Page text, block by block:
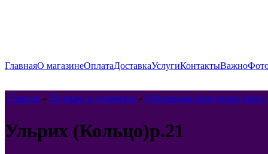
ГлавнаяО магазинеОплатаДоставкаУслугиКонтактыВажно
Главная » Подарки и сувениры » Ювелирная бижутерия Jenavi
Ульрих (Кольцо)p.21